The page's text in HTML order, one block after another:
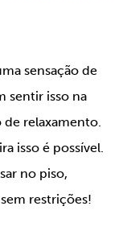
sensação de
sentir isso na
relaxamento.
isso é possível.
no piso,
restrições!